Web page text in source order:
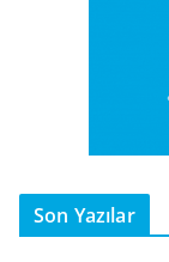
Son Yazılar